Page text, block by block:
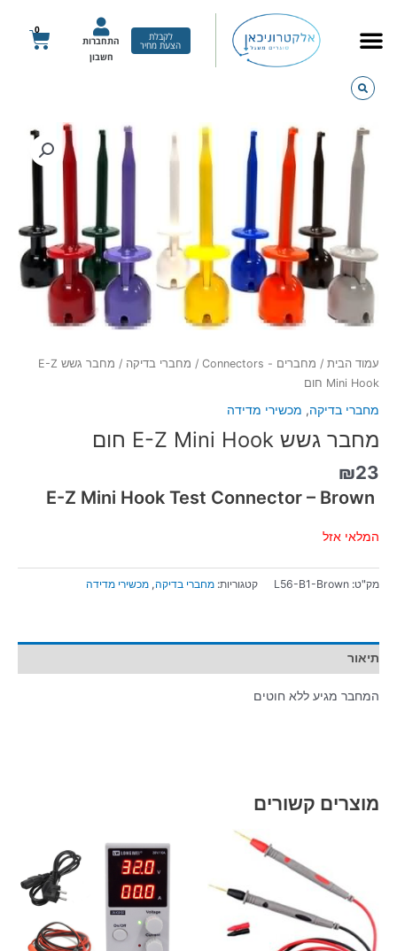
לקבלת
הצעת מחיר
התחברות
חשבון
0
עגלת
עמוד הבית / מחברים - Connectors / מחברי בדיקה
/ מחבר גשש E-Z
Mini Hook חום
מחברי בדיקה, מכשירי מדידה
מחבר גשש E-Z Mini Hook חום
₪23
המלאי אזל
מק"ט: L56-B1-Brown קטגוריות: מחברי בדיקה, מכשירי מדידה
תיאור
המחבר מגיע ללא חוטים
מוצרים קשורים